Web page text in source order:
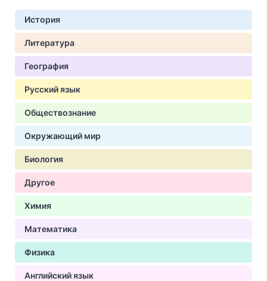
История
Литература
География
Русский язык
Обществознание
Окружающий мир
Биология
Другое
Химия
Математика
Физика
Английский язык